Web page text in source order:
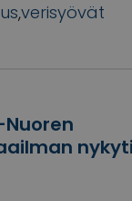
,verisyövät